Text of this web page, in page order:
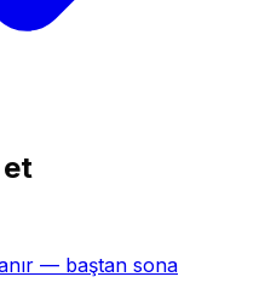
et
— baştan sona